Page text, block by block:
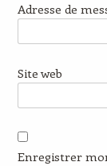
Adresse de
Site web
Enregistrer